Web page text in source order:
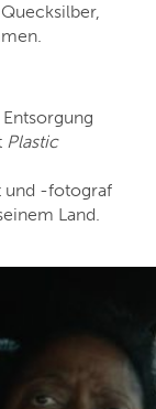
Plastic
und -fotograf
Land.